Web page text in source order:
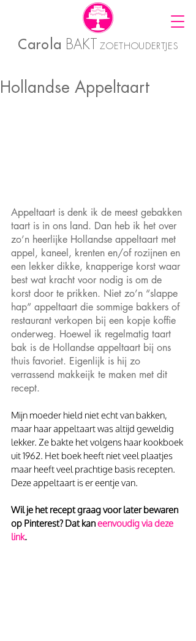
Carola BAKT ZOETHOUDERTJES
Hollandse Appeltaart
Appeltaart is denk ik de meest gebakken
taart is in ons land. Dan heb ik het over
zo’n heerlijke Hollandse appeltaart met
appel, kaneel, krenten en/of rozijnen en
een lekker dikke, knapperige korst waar
best wat kracht voor nodig is om de
korst door te prikken. Niet zo’n “slappe
hap” appeltaart die sommige bakkers of
restaurant verkopen bij een kopje koffie
onderweg. Hoewel ik regelmatig taart
bak is de Hollandse appeltaart bij ons
thuis favoriet. Eigenlijk is hij zo
verrassend makkeijk te maken met dit
recept.
Mijn moeder hield niet echt van bakken,
maar haar appeltaart was altijd geweldig
lekker. Ze bakte het volgens haar kookboek
uit 1962. Het boek heeft niet veel plaatjes
maar heeft veel prachtige basis recepten.
Deze appeltaart is er eentje van.
Wil je het recept graag voor later bewaren
op Pinterest? Dat kan eenvoudig via deze
link.